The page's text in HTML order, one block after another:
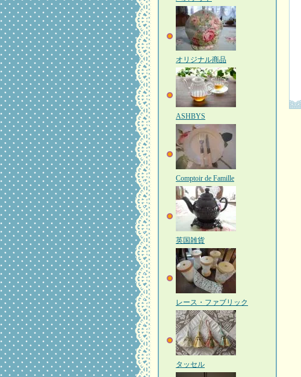
オリジナル商品
ASHBYS
Comptoir de Famille
英国雑貨
レース・ファブリック
タッセル